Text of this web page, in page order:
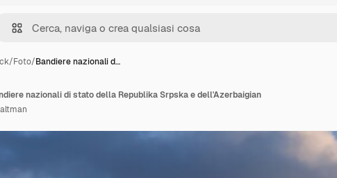
/Foto/Bandiere nazionali d…
nazionali di stato della Republika Srpska e dell'Azerbaigian